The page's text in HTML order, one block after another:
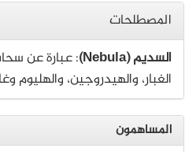
المصطلحات
السديم (Nebula)
: عبارة عن
الغبار، والهيدروجين، والهليوم
المساهمون